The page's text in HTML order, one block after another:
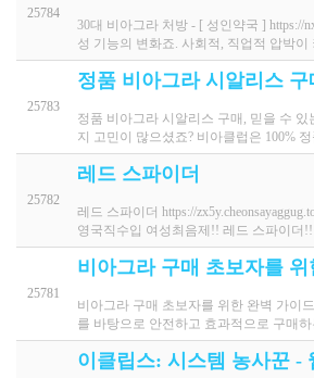
25784
30대 비아그라 처방 - [ 성인약국 ] https://
성 기능의 변화죠. 사회적, 직업적 압박
25783
정품 비아그라 시알리스
정품 비아그라 시알리스 구매, 믿을 수 있
지 고민이 많으셨죠? 비아클럽은 100%
25782
레드 스파이더
레드 스파이더 https://
영국직수입 여성최음제!! 레드 스파이더
25781
비아그라 구매 초보자를
비아그라 구매 초보자를 위한 완벽 가이
를 바탕으로 안전하고 효과적으로 구매
이클립스: 시스템 농사꾼 -